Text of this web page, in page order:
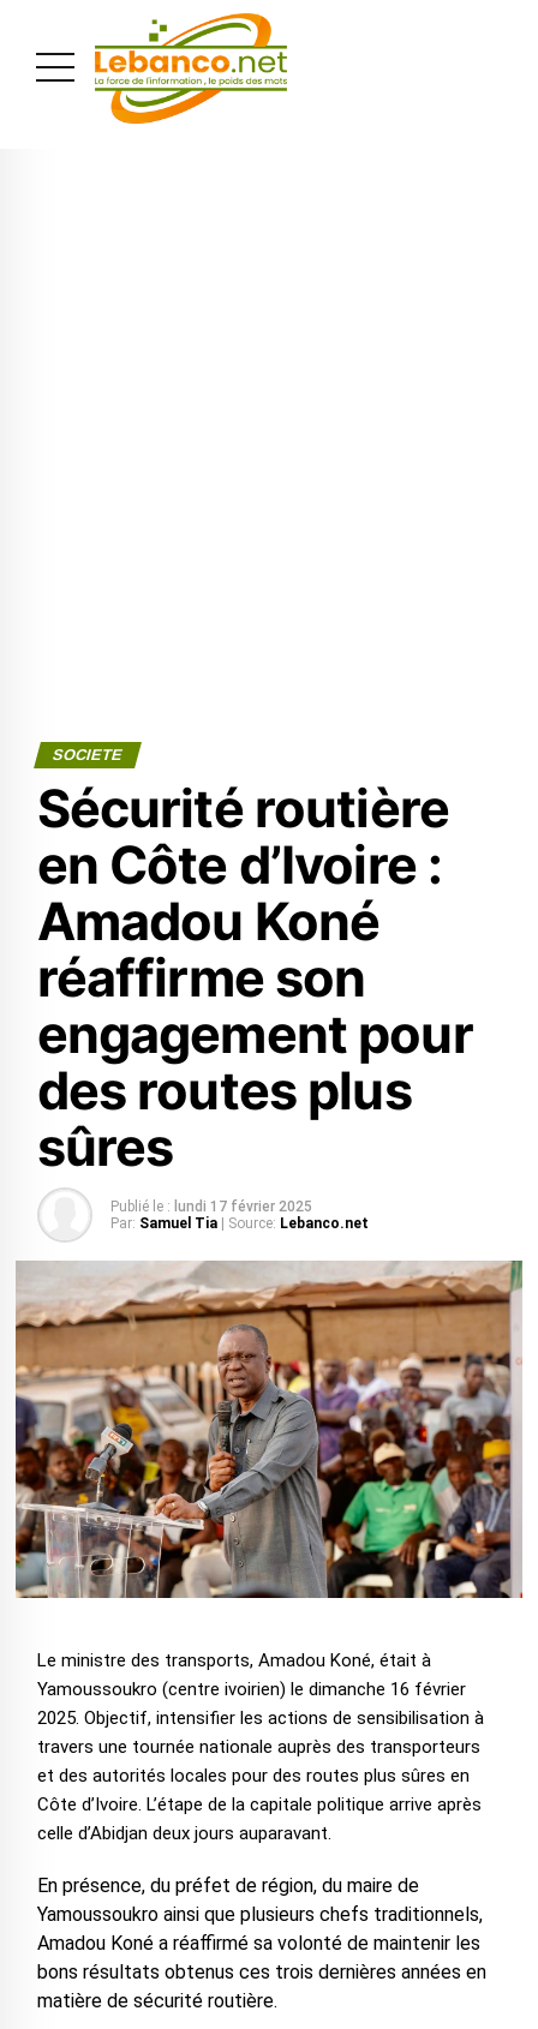
SOCIETE
Sécurité routière
en Côte d’Ivoire :
Amadou Koné
réaffirme son
engagement pour
des routes plus
sûres
Publié le : lundi 17 février 2025
Par: Samuel Tia | Source: Lebanco.net
Le ministre des transports, Amadou Koné, était à
Yamoussoukro (centre ivoirien) le dimanche 16 février
2025. Objectif, intensifier les actions de sensibilisation à
travers une tournée nationale auprès des transporteurs
et des autorités locales pour des routes plus sûres en
Côte d’Ivoire. L’étape de la capitale politique arrive après
celle d’Abidjan deux jours auparavant.
En présence, du préfet de région, du maire de
Yamoussoukro ainsi que plusieurs chefs traditionnels,
Amadou Koné a réaffirmé sa volonté de maintenir les
bons résultats obtenus ces trois dernières années en
matière de sécurité routière.